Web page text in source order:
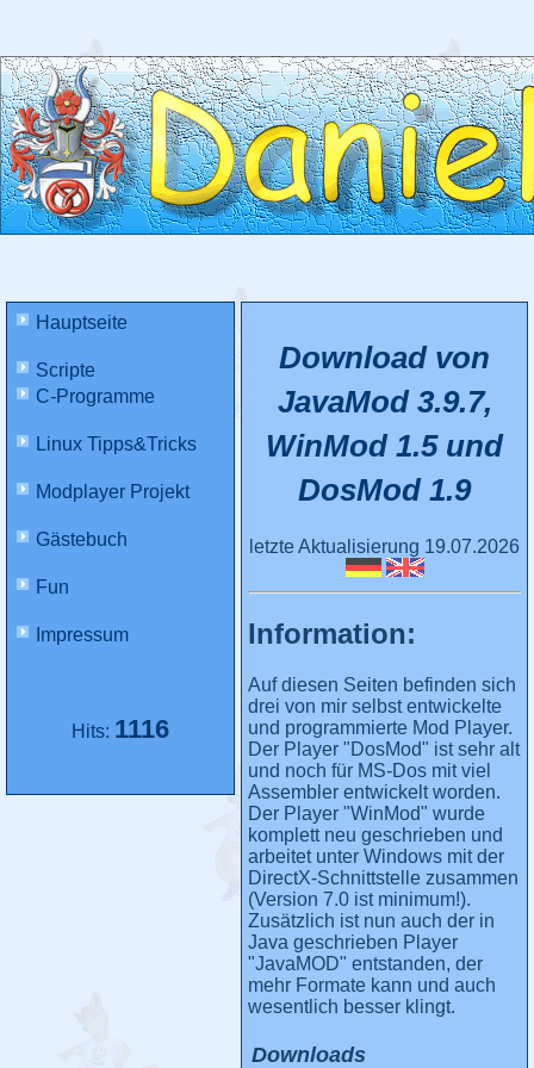
Hauptseite
Scripte
C-Programme
Linux Tipps&Tricks
Modplayer Projekt
Gästebuch
Fun
Impressum
Hits: 1116
Download von
JavaMod 3.9.7,
WinMod 1.5 und
DosMod 1.9
letzte Aktualisierung 19.07.2026
Information:
Auf diesen Seiten befinden sich
drei von mir selbst entwickelte
und programmierte Mod Player.
Der Player "DosMod" ist sehr alt
und noch für MS-Dos mit viel
Assembler entwickelt worden.
Der Player "WinMod" wurde
komplett neu geschrieben und
arbeitet unter Windows mit der
DirectX-Schnittstelle zusammen
(Version 7.0 ist minimum!).
Zusätzlich ist nun auch der in
Java geschrieben Player
"JavaMOD" entstanden, der
mehr Formate kann und auch
wesentlich besser klingt.
Downloads